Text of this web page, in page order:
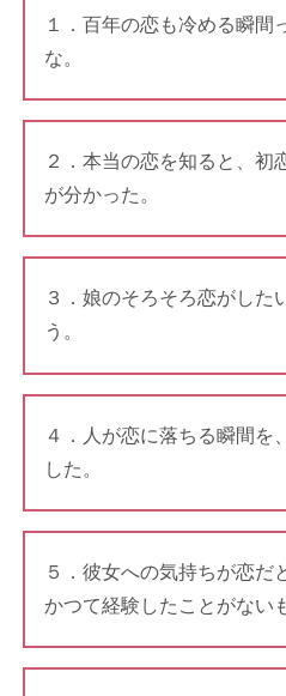
１．百年の恋も冷める瞬間
な。
２．本当の恋を知ると、初
が分かった。
３．娘のそろそろ恋がした
う。
４．人が恋に落ちる瞬間を
した。
５．彼女への気持ちが恋だ
かつて経験したことがない